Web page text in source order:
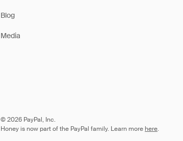
Blog
Media
© 2026 PayPal, Inc.
Honey is now part of the PayPal family. Learn more here.